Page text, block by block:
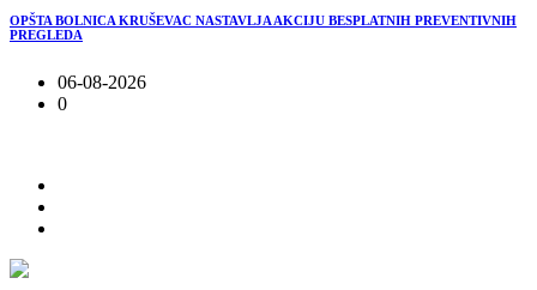
OPŠTA BOLNICA KRUŠEVAC NASTAVLJA AKCIJU BESPLATNIH PREVENTIVNIH
PREGLEDA
06-08-2026
0